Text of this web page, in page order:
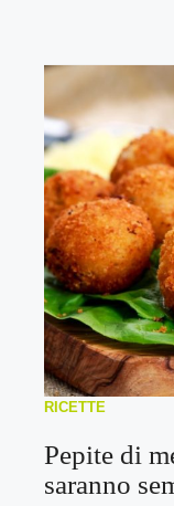
RICETTE
Pepite di
saranno